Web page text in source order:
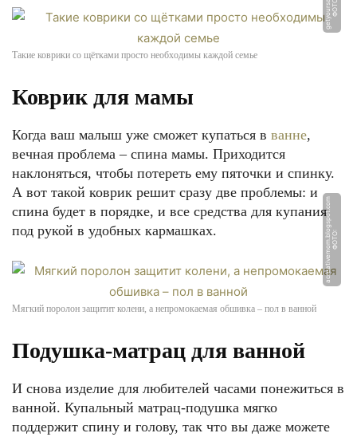
Ф
О
Т
О:
g
e
t
y
o
u
r
s
al
e.
r
Такие коврики со щётками просто необходимы каждой семье
Коврик для мамы
Когда ваш малыш уже сможет купаться в ванне,
вечная проблема – спина мамы. Приходится
наклоняться, чтобы потереть ему пяточки и спинку.
А вот такой коврик решит сразу две проблемы: и
спина будет в порядке, и все средства для купания
под рукой в удобных кармашках.
Ф
О
Т
О:
a
c
r
e
a
ti
v
e
m
o
m.
bl
o
g
s
p
o
t.
c
o
m
Мягкий поролон защитит колени, а непромокаемая обшивка – пол в ванной
Подушка-матрац для ванной
И снова изделие для любителей часами понежиться в
ванной. Купальный матрац-подушка мягко
поддержит спину и голову, так что вы даже можете